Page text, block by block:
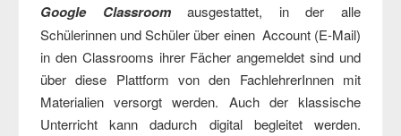
Google Classroom
ausgestattet, in der alle
Schülerinnen und Schüler über einen Account (E-Mail)
in den Classrooms ihrer Fächer angemeldet sind und
über diese Plattform von den FachlehrerInnen mit
Materialien versorgt werden. Auch der klassische
Unterricht kann dadurch digital begleitet werden.